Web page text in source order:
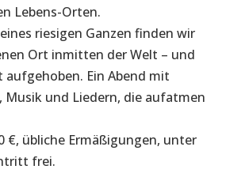
Lebens-Orten.
riesigen Ganzen finden wir
Ort inmitten der Welt – und
Ein Abend mit
Musik und Liedern, die aufatmen
€, übliche Ermäßigungen, unter
frei.